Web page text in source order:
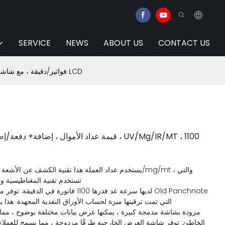
SERVICE NEWS ABOUT US CONTACT US
Huaen H-307 قيمة عداد الأموال ، إضافة+ دفعة/إضافة+ عداد الفاتورة وضع القيمة ، UV/Mg/IR/MT ، 1100 فواتير/دقيقة ، مع شاشة LCD
تستخدم تقنية
التي تمت ترقيتها ميزة لحساب الأوراق النقدية المجهدة.
الخاطئ. توفر شاشة العرض الخارجية طرقًا مزدوجة ، مما يسمح